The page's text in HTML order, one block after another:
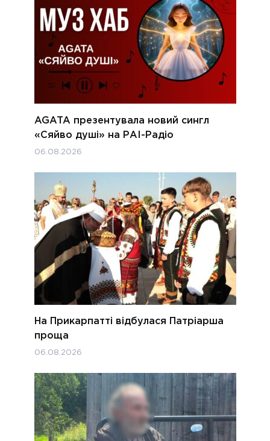
AGATA презентувала новий сингл
«Сяйво душі» на РАІ-Радіо
06.08.2026
На Прикарпатті відбулася Патріарша
проща
06.08.2026